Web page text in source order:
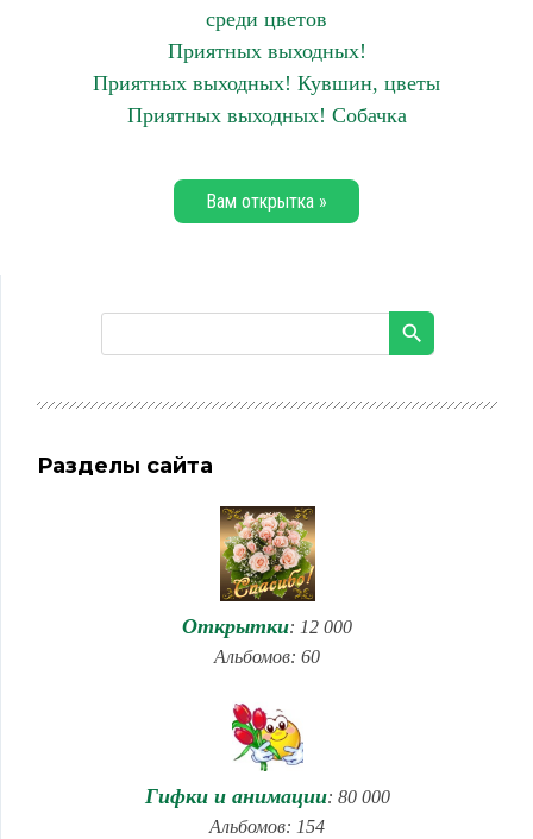
среди цветов
Приятных выходных!
Приятных выходных! Кувшин, цветы
Приятных выходных! Собачка
Вам открытка »
Разделы сайта
Открытки: 12 000
Альбомов: 60
Гифки и анимации: 80 000
Альбомов: 154